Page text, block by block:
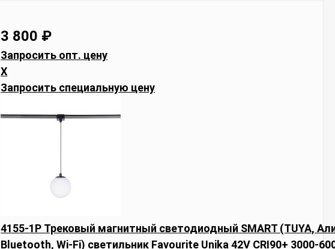
3 800 ₽
Запросить опт. цену
X
Запросить специальную цену
4155-1P Трековый магнитный светодиодный SMART (TUYA,
Bluetooth, Wi-Fi) светильник Favourite Unika 42V CRI90+ 3000-